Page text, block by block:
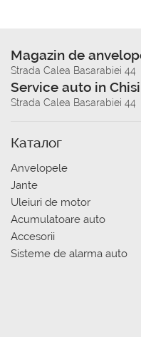
Magazin de
Strada Calea Basarabiei 44
Service auto in
Strada Calea Basarabiei 44
Каталог
Anvelopele
Jante
Uleiuri de motor
Acumulatoare auto
Accesorii
Sisteme de alarma auto